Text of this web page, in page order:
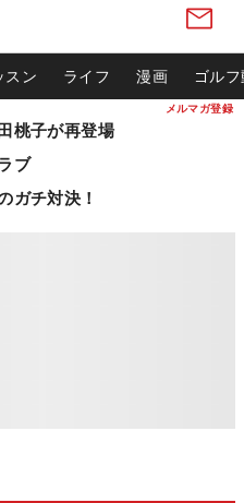
メルマガ登録
スン ライフ 漫画 ゴル
桃子が再登場
ブ
ガチ対決！